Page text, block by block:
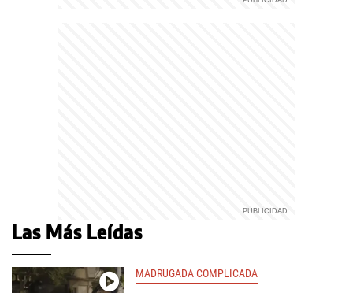
Las Más Leídas
MADRUGADA COMPLICADA